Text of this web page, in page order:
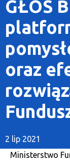
GŁOS
oraz
2 lip 2021
Ministerstwo